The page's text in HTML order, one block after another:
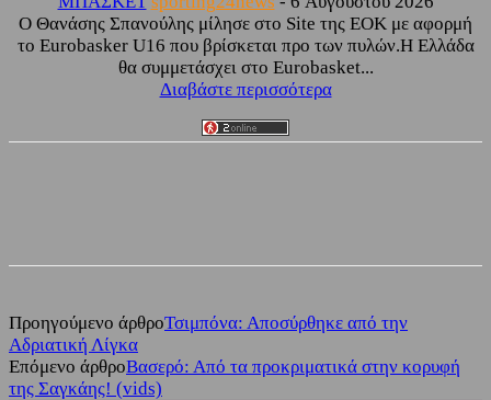
Ο Θανάσης Σπανούλης μίλησε στο Site της ΕΟΚ με αφορμή
το Eurobasker U16 που βρίσκεται προ των πυλών.Η Ελλάδα
θα συμμετάσχει στο Eurobasket...
Διαβάστε περισσότερα
Προηγούμενο άρθροΤσιμπόνα: Αποσύρθηκε από την
Αδριατική Λίγκα
Επόμενο άρθροΒασερό: Από τα προκριματικά στην κορυφή
της Σαγκάης! (vids)